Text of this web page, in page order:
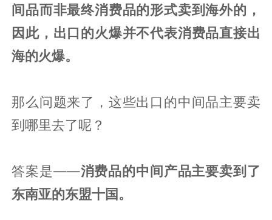
间品而非最终消费品的形式卖到海外的，
因此，出口的火爆并不代表消费品直接出
海的火爆。
那么问题来了，这些出口的中间品主要卖
到哪里去了呢？
答案是——消费品的中间产品主要卖到了
东南亚的东盟十国。